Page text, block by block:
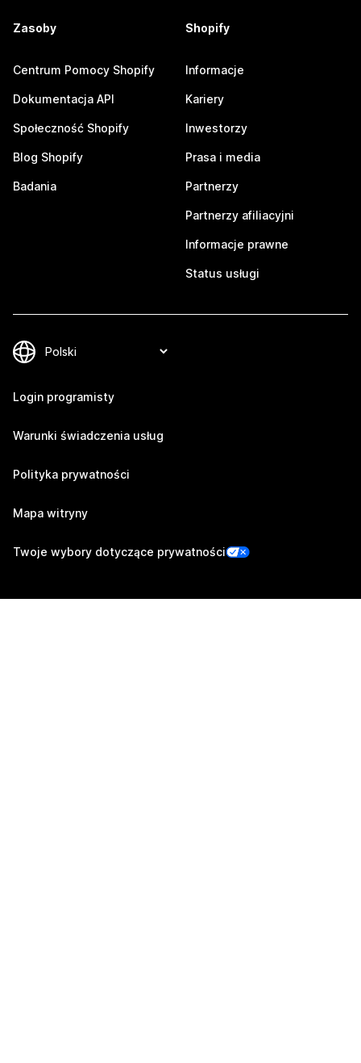
Zasoby
Centrum Pomocy Shopify
Dokumentacja API
Społeczność Shopify
Blog Shopify
Badania
Shopify
Informacje
Kariery
Inwestorzy
Prasa i media
Partnerzy
Partnerzy afiliacyjni
Informacje prawne
Status usługi
Login programisty
Warunki świadczenia usług
Polityka prywatności
Mapa witryny
Twoje wybory dotyczące prywatności